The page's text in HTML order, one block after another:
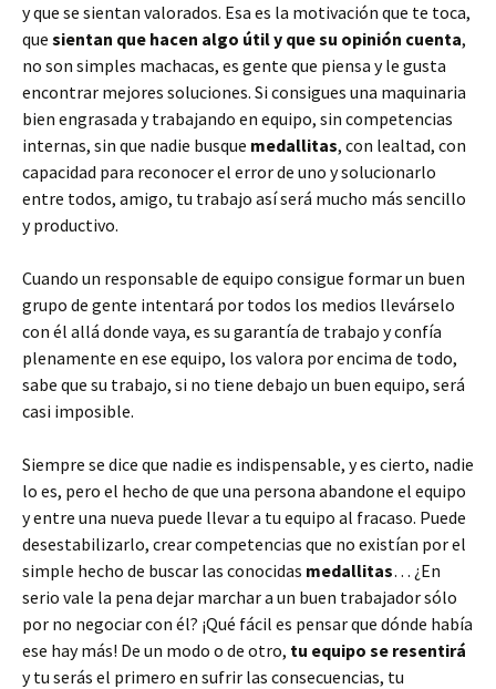
y que se sientan valorados. Esa es la motivación que te toca,
que sientan que hacen algo útil y que su opinión cuenta,
no son simples machacas, es gente que piensa y le gusta
encontrar mejores soluciones. Si consigues una maquinaria
bien engrasada y trabajando en equipo, sin competencias
internas, sin que nadie busque medallitas, con lealtad, con
capacidad para reconocer el error de uno y solucionarlo
entre todos, amigo, tu trabajo así será mucho más sencillo
y productivo.
Cuando un responsable de equipo consigue formar un buen
grupo de gente intentará por todos los medios llevárselo
con él allá donde vaya, es su garantía de trabajo y confía
plenamente en ese equipo, los valora por encima de todo,
sabe que su trabajo, si no tiene debajo un buen equipo, será
casi imposible.
Siempre se dice que nadie es indispensable, y es cierto, nadie
lo es, pero el hecho de que una persona abandone el equipo
y entre una nueva puede llevar a tu equipo al fracaso. Puede
desestabilizarlo, crear competencias que no existían por el
simple hecho de buscar las conocidas medallitas… ¿En
serio vale la pena dejar marchar a un buen trabajador sólo
por no negociar con él? ¡Qué fácil es pensar que dónde había
ese hay más! De un modo o de otro, tu equipo se resentirá
y tu serás el primero en sufrir las consecuencias, tu